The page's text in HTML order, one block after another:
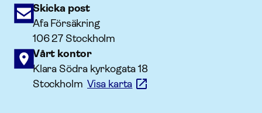
Skicka post
Afa Försäkring
106 27 Stockholm
Vårt kontor
Klara Södra kyrkogata 18
StockholmVisa karta